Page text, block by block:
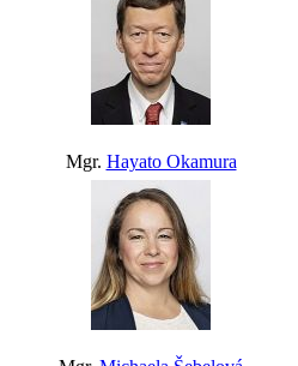
Mgr. Hayato Okamura